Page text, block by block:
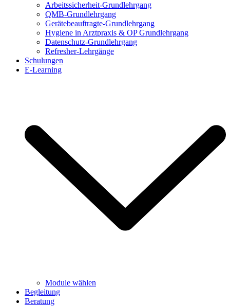
Arbeitssicherheit-Grundlehrgang
QMB-Grundlehrgang
Gerätebeauftragte-Grundlehrgang
Hygiene in Arztpraxis & OP Grundlehrgang
Datenschutz-Grundlehrgang
Refresher-Lehrgänge
Schulungen
E-Learning
Module wählen
Begleitung
Beratung